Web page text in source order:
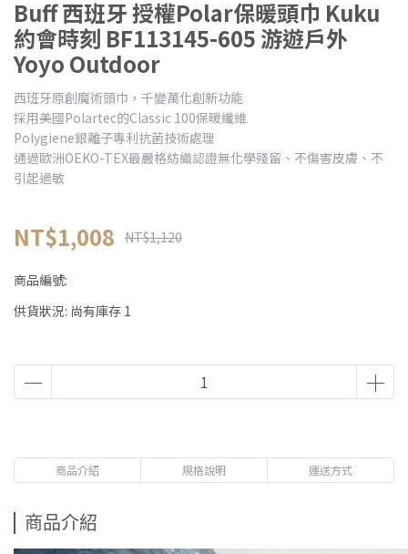
Buff 西班牙 授權Polar保暖頭巾 Kuku
約會時刻 BF113145-605 游遊戶外
Yoyo Outdoor
西班牙原創魔術頭巾，千變萬化創新功能
採用美國Polartec的Classic 100保暖纖維
Polygiene銀離子專利抗菌技術處理
通過歐洲OEKO-TEX最嚴格紡織認證無化學殘留、不傷害皮膚、不
引起過敏
NT$1,008 NT$1,120
商品編號:
供貨狀況: 尚有庫存 1
商品介紹 規格說明 運送方式
商品介紹